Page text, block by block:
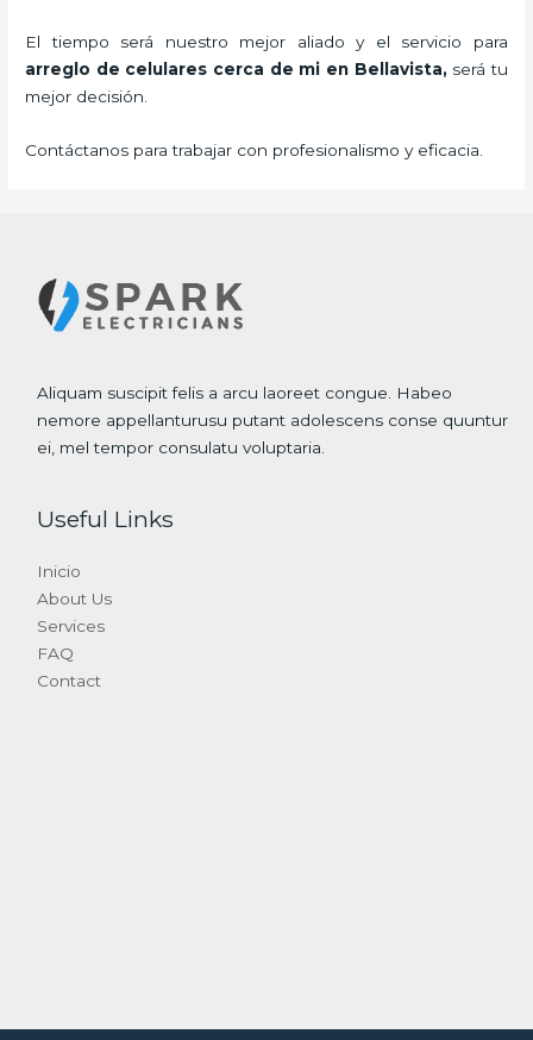
El tiempo será nuestro mejor aliado y el servicio para
arreglo de celulares cerca de mi en Bellavista, será tu
mejor decisión.
Contáctanos para trabajar con profesionalismo y eficacia.
Aliquam suscipit felis a arcu laoreet congue. Habeo
nemore appellanturusu putant adolescens conse quuntur
ei, mel tempor consulatu voluptaria.
Useful Links
Inicio
About Us
Services
FAQ
Contact